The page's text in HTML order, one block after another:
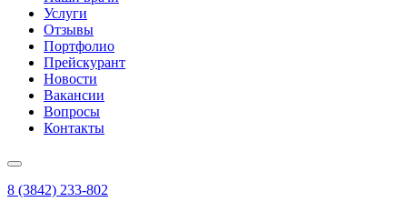
Услуги
Отзывы
Портфолио
Прейскурант
Новости
Вакансии
Вопросы
Контакты
8 (3842) 233-802